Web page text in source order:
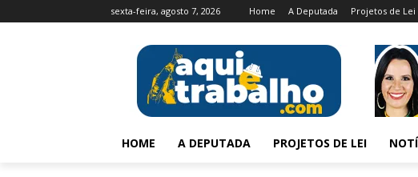
sexta-feira, agosto 7, 2026 Home A Deputada Projetos de Lei
HOME A DEPUTADA PROJETOS DE LEI